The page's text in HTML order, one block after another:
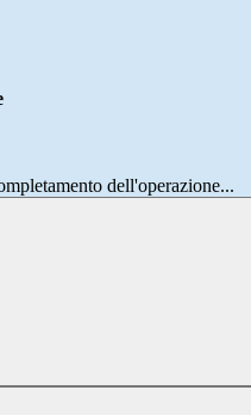
dell'operazione...